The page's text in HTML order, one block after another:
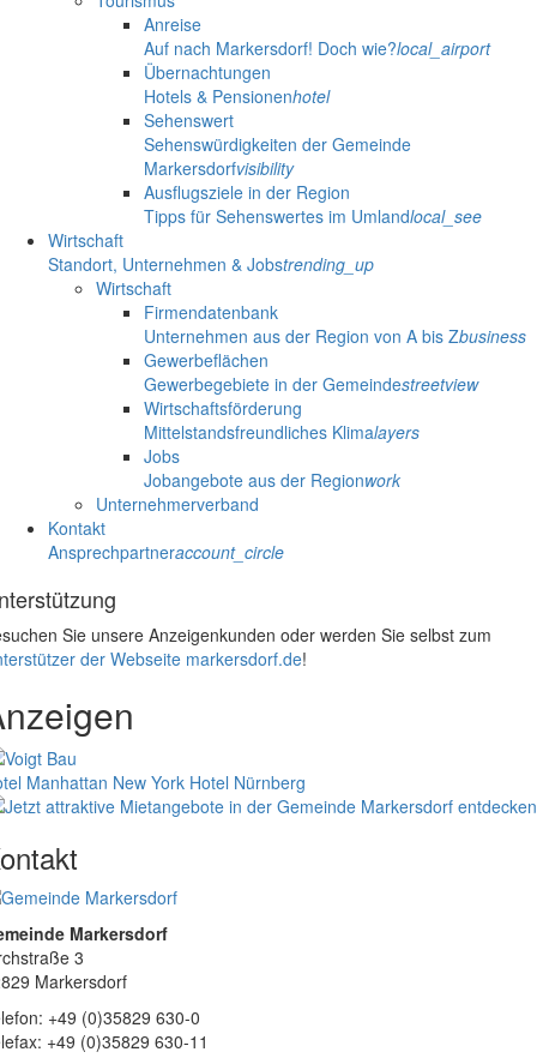
Anreise
Auf nach Markersdorf! Doch wie?local_airport
Übernachtungen
Hotels & Pensionenhotel
Sehenswert
Sehenswürdigkeiten der Gemeinde
Markersdorfvisibility
Ausflugsziele in der Region
Tipps für Sehenswertes im Umlandlocal_see
Wirtschaft
Standort, Unternehmen & Jobstrending_up
Wirtschaft
Firmendatenbank
Unternehmen aus der Region von A bis Zbusiness
Gewerbeflächen
Gewerbegebiete in der Gemeindestreetview
Wirtschaftsförderung
Mittelstandsfreundliches Klimalayers
Jobs
Jobangebote aus der Regionwork
Unternehmerverband
Kontakt
Ansprechpartneraccount_circle
Sie unsere Anzeigenkunden oder werden Sie selbst zum
der Webseite markersdorf.de!
Manhattan New York Hotel Nürnberg
Markersdorf
3
Markersdorf
+49 (0)35829 630-0
+49 (0)35829 630-11